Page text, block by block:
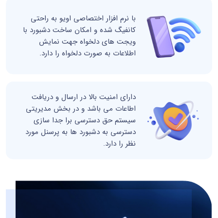
با نرم افزار اختصاصی اویو به راحتی
کانفیگ شده و امکان ساخت دشبورد با
ویجت های دلخواه جهت نمایش
اطلاعات به صورت دلخواه را دارد.
دارای امنیت بالا در ارسال و دریافت
اطاعات می باشد و در بخش مدیریتی
سیستم حق دسترسی برا جدا سازی
دسترسی به دشبورد ها به پرسنل مورد
نظر را دارد.